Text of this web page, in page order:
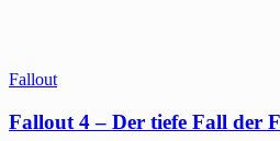
Fallout
Fallout 4 – Der tiefe Fall der